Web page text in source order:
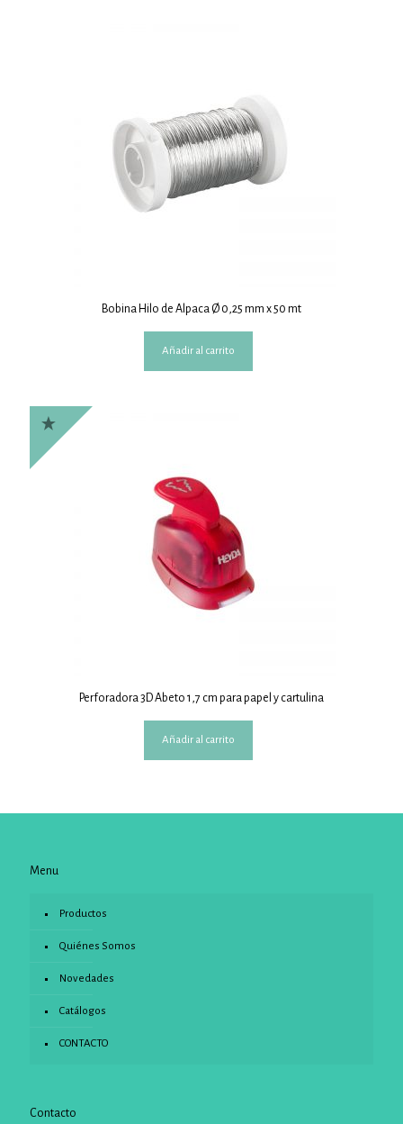
Bobina Hilo de Alpaca Ø 0,25 mm x 50 mt
Añadir al carrito
Perforadora 3D Abeto 1,7 cm para papel y cartulina
Añadir al carrito
Menu
Productos
Quiénes Somos
Novedades
Catálogos
CONTACTO
Contacto